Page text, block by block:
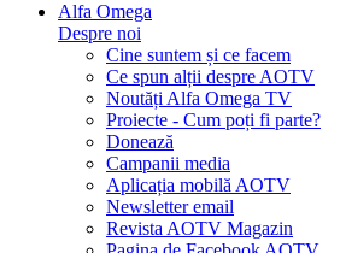
Alfa Omega
Despre noi
Cine suntem și ce facem
Ce spun alții despre AOTV
Noutăți Alfa Omega TV
Proiecte - Cum poți fi parte?
Donează
Campanii media
Aplicația mobilă AOTV
Newsletter email
Revista AOTV Magazin